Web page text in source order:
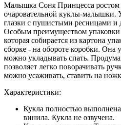
Малышка Соня Принцесса ростом
очаровательной куклы-
глазки с пушистыми ресницами и
Особым преимуществом упаковки
которая собирается из картона
сборке - на обороте коробки. Она
можно укладывать спать.
позволяет легко поворачивать
можно усаживать, ставить на
Характеристики:
Кукла полностью выполнена
винила. Кукла не озвучена.